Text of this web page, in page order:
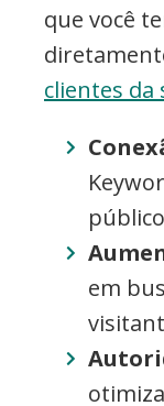
que você
clientes da
em